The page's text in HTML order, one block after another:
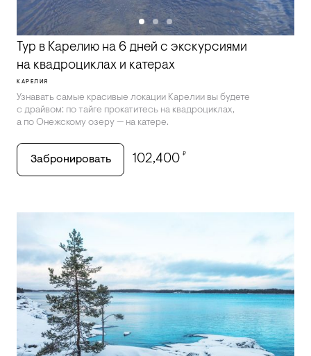
Тур в Карелию на 6 дней с экскурсиями
на квадроциклах и катерах
КАРЕЛИЯ
Узнавать самые красивые локации Карелии вы будете
с драйвом: по тайге прокатитесь на квадроциклах,
а по Онежскому озеру — на катере.
Забронировать 102,400 ₽